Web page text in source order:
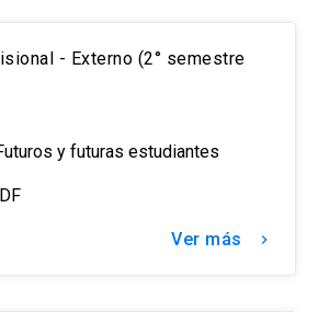
- Externo (2° semestre
y futuras estudiantes
Ver más keyboard_arrow_right